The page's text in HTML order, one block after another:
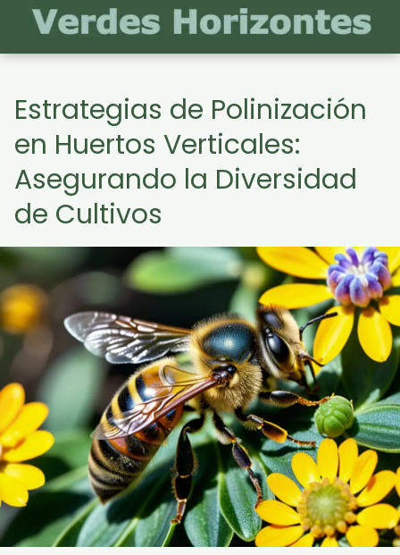
Estrategias de Polinización
en Huertos Verticales:
Asegurando la Diversidad
de Cultivos